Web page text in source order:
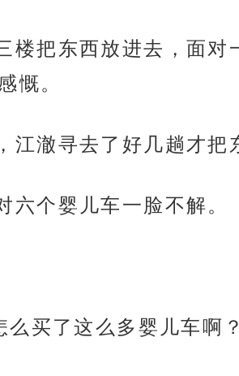
楼把东西放进去，面
慨。
江澈寻去了好几趟才把
六个婴儿车一脸不解。
么买了这么多婴儿车啊？